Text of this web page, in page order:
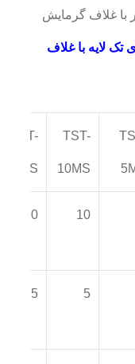
تک لایه با غلاف
TST-
10MS
TST-
20MS
10
20
5
5